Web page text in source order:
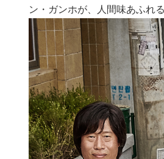
ン・ガンホが、人間味あふれ